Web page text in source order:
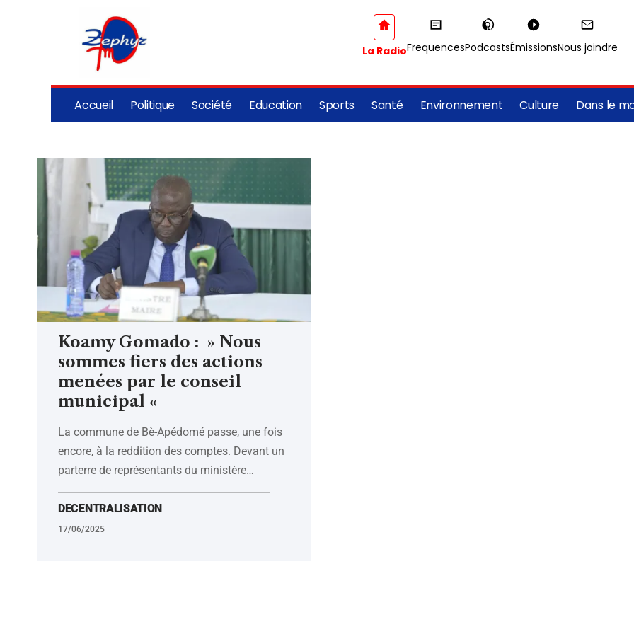
La RadioFrequencesPodcastsÉmissionsNous joindre
Accueil Politique Société Education Sports Santé Environnement Culture Dans le
Koamy Gomado : » Nous
sommes fiers des actions
menées par le conseil
municipal «
La commune de Bè-Apédomé passe, une fois
encore, à la reddition des comptes. Devant un
parterre de représentants du ministère…
DECENTRALISATION
17/06/2025